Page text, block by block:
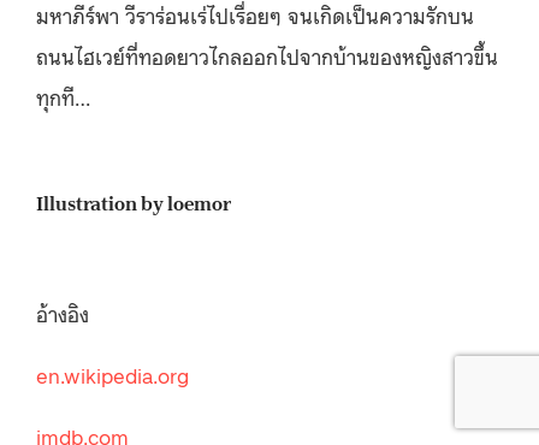
มหาภีร์พา วีราร่อนเร่ไปเรื่อยๆ จนเกิดเป็นความรักบน
ถนนไฮเวย์ที่ทอดยาวไกลออกไปจากบ้านของหญิงสาวขึ้น
ทุกที…
Illustration by loemor
อ้างอิง
en.wikipedia.org
imdb.com